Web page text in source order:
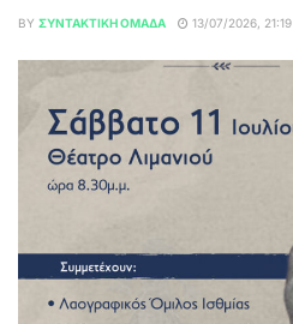
BY ΣΥΝΤΑΚΤΙΚΉ ΟΜΆΔΑ 13/07/2026, 21:19